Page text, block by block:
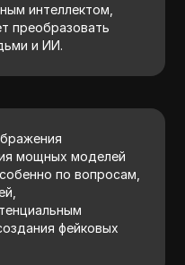
интеллектом,
преобразовать
и ИИ.
мощных моделей
по вопросам,
фейковых